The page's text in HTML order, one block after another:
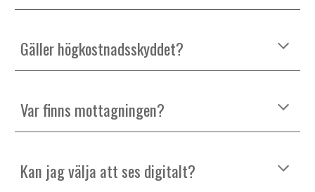
Gäller högkostnadsskyddet?
Var finns mottagningen?
Kan jag välja att ses digitalt?